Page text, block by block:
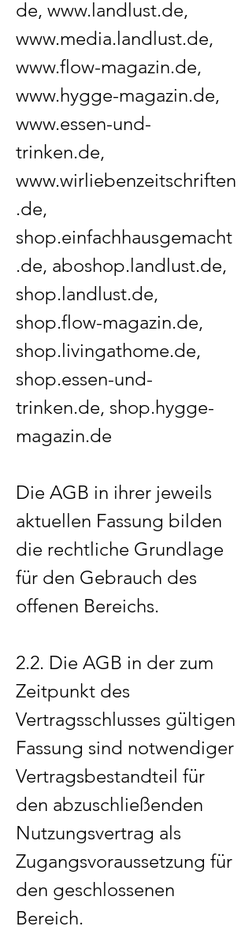
de, www.landlust.de,
www.media.landlust.de,
www.flow-magazin.de,
www.hygge-magazin.de,
www.essen-und-
trinken.de,
www.wirliebenzeitschriften
.de,
shop.einfachhausgemacht
.de, aboshop.landlust.de,
shop.landlust.de,
shop.flow-magazin.de,
shop.livingathome.de,
shop.essen-und-
trinken.de, shop.hygge-
magazin.de
Die AGB in ihrer jeweils
aktuellen Fassung bilden
die rechtliche Grundlage
für den Gebrauch des
offenen Bereichs.
2.2. Die AGB in der zum
Zeitpunkt des
Vertragsschlusses gültigen
Fassung sind notwendiger
Vertragsbestandteil für
den abzuschließenden
Nutzungsvertrag als
Zugangsvoraussetzung für
den geschlossenen
Bereich.